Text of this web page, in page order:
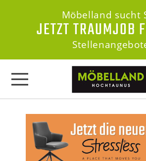
Möbelland sucht
JETZT TRAUMJOB